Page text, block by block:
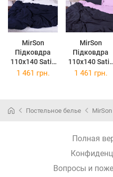
MirSon
Підковдра
110х140 Satin
Stripe 30-0021
MirSon
Підковдра
110х140 Satin
Stripe 30-0021
1 461 грн. 1 461 грн.
Постельное белье MirSon
Полная
Вопросы и